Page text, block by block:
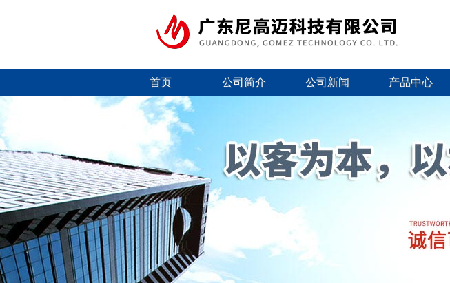
首页 公司简介 公司新闻 产品中心